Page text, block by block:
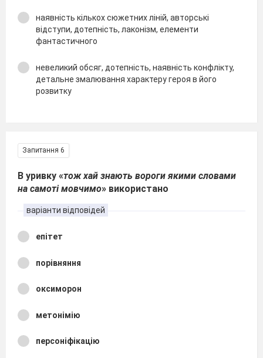
наявність кількох сюжетних ліній, авторські
відступи, дотепність, лаконізм, елементи
фантастичного
невеликий обсяг, дотепність, наявність конфлікту,
детальне змалювання характеру героя в його
розвитку
Запитання 6
В уривку «тож хай знають вороги якими словами
на самоті мовчимо» використано
варіанти відповідей
епітет
порівняння
оксиморон
метонімію
персоніфікацію